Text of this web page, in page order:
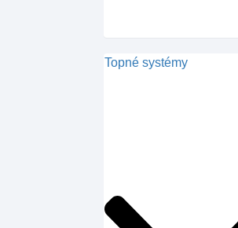
Topné systémy